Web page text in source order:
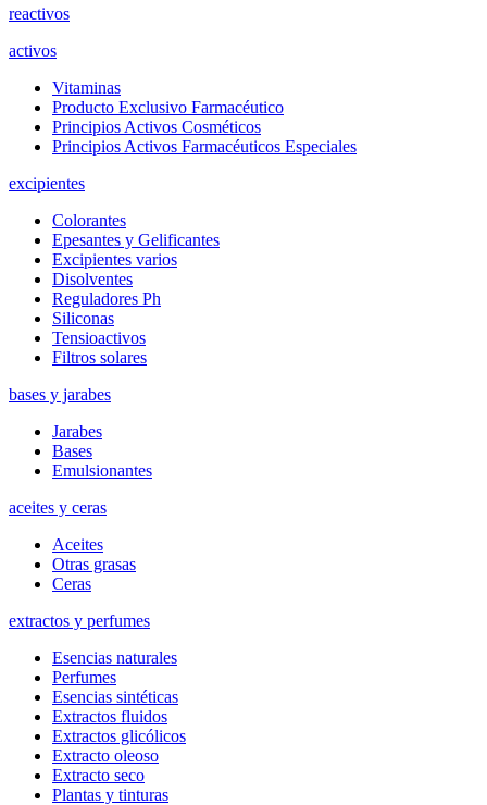
reactivos
activos
Vitaminas
Producto Exclusivo Farmacéutico
Principios Activos Cosméticos
Principios Activos Farmacéuticos Especiales
excipientes
Colorantes
Epesantes y Gelificantes
Excipientes varios
Disolventes
Reguladores Ph
Siliconas
Tensioactivos
Filtros solares
bases y jarabes
Jarabes
Bases
Emulsionantes
aceites y ceras
Aceites
Otras grasas
Ceras
extractos y perfumes
Esencias naturales
Perfumes
Esencias sintéticas
Extractos fluidos
Extractos glicólicos
Extracto oleoso
Extracto seco
Plantas y tinturas